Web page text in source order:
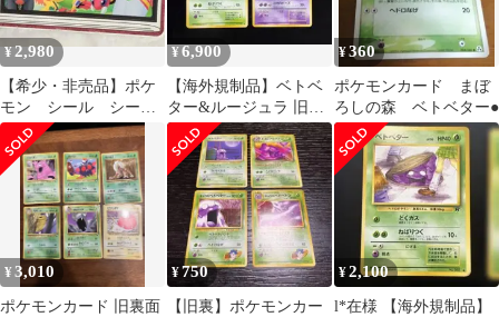
¥2,980
【希少・非売品】ポケ
モン シール シール
帳 当時物 平成 レ
トロ 日本限定
¥6,900
【海外規制品】ベトベ
ター&ルージュラ 旧裏2
枚セット【価格相談
◯】
¥360
ポケモンカード まぼ
ろしの森 ベトベター●
¥3,010
ポケモンカード 旧裏面
¥750
【旧裏】ポケモンカー
¥2,100
l*在様 【海外規制品】